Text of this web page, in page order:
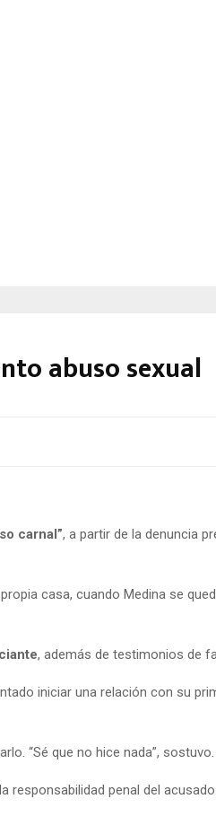
abuso sexual
carnal”, a partir de la denuncia
casa, cuando Medina se
, además de testimonios de
iniciar una relación con su
“Sé que no hice nada”, sostuvo.
responsabilidad penal del acusado.